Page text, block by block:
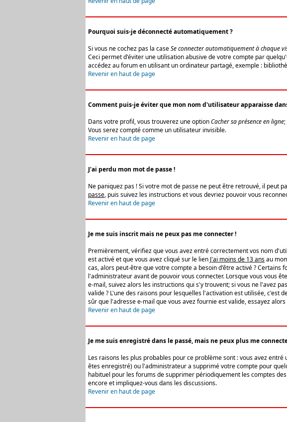
Pourquoi suis-je déconnecté automatiquement ?
Si vous ne cochez pas la caseSe connecter automatiquement à chaque
Ceci permet d'éviter une utilisation abusive de votre compte par
accédez au forum en utilisant un ordinateur partagé, exemple :
Revenir en haut de page
Comment puis-je éviter que mon nom d'utilisateur apparaisse
Dans votre profil, vous trouverez une optionCacher sa présence en ligne;
Vous serez compté comme un utilisateur invisible.
Revenir en haut de page
J'ai perdu mon mot de passe !
Ne paniquez pas ! Si votre mot de passe ne peut être retrouvé, il peut
passe, puis suivez les instructions et vous devriez pouvoir vous
Revenir en haut de page
Je me suis inscrit mais ne peux pas me connecter !
Premièrement, vérifiez que vous avez entré correctement vos nom
est activé et que vous avez cliqué sur le lien J'ai moins de 13 ansau
cas, alors peut-être que votre compte a besoin d'être activé ?
l'administrateur avant de pouvoir vous connecter. Lorsque vous vous
e-mail, suivez alors les instructions qui s'y trouvent; si vous ne l'avez
valide ? L'une des raisons pour lesquelles l'activation est utilisée, c'est
sûr que l'adresse e-mail que vous avez fournie est valide, essayez
Revenir en haut de page
Je me suis enregistré dans le passé, mais ne peux plus me
Les raisons les plus probables pour ce problème sont : vous avez
êtes enregistré) ou l'administrateur a supprimé votre compte pour
habituel pour les forums de supprimer périodiquement les comptes
encore et impliquez-vous dans les discussions.
Revenir en haut de page